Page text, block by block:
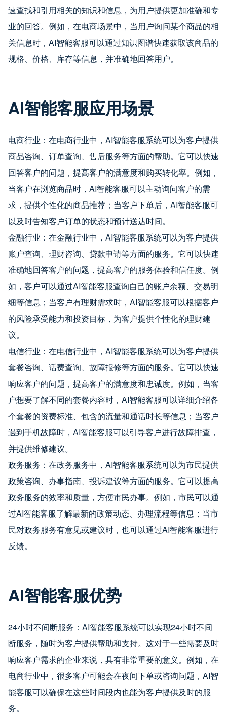
速查找和引用相关的知识和信息，为用户提供更加准确和专
业的回答。例如，在电商场景中，当用户询问某个商品的相
关信息时，AI智能客服可以通过知识图谱快速获取该商品的
规格、价格、库存等信息，并准确地回答用户。
AI智能客服应用场景
电商行业：在电商行业中，AI智能客服系统可以为客户提供
商品咨询、订单查询、售后服务等方面的帮助。它可以快速
回答客户的问题，提高客户的满意度和购买转化率。例如，
当客户在浏览商品时，AI智能客服可以主动询问客户的需
求，提供个性化的商品推荐；当客户下单后，AI智能客服可
以及时告知客户订单的状态和预计送达时间。
金融行业：在金融行业中，AI智能客服系统可以为客户提供
账户查询、理财咨询、贷款申请等方面的服务。它可以快速
准确地回答客户的问题，提高客户的服务体验和信任度。例
如，客户可以通过AI智能客服查询自己的账户余额、交易明
细等信息；当客户有理财需求时，AI智能客服可以根据客户
的风险承受能力和投资目标，为客户提供个性化的理财建
议。
电信行业：在电信行业中，AI智能客服系统可以为客户提供
套餐咨询、话费查询、故障报修等方面的服务。它可以快速
响应客户的问题，提高客户的满意度和忠诚度。例如，当客
户想要了解不同的套餐内容时，AI智能客服可以详细介绍各
个套餐的资费标准、包含的流量和通话时长等信息；当客户
遇到手机故障时，AI智能客服可以引导客户进行故障排查，
并提供维修建议。
政务服务：在政务服务中，AI智能客服系统可以为市民提供
政策咨询、办事指南、投诉建议等方面的服务。它可以提高
政务服务的效率和质量，方便市民办事。例如，市民可以通
过AI智能客服了解最新的政策动态、办理流程等信息；当市
民对政务服务有意见或建议时，也可以通过AI智能客服进行
反馈。
AI智能客服优势
24小时不间断服务：AI智能客服系统可以实现24小时不间
断服务，随时为客户提供帮助和支持。这对于一些需要及时
响应客户需求的企业来说，具有非常重要的意义。例如，在
电商行业中，很多客户可能会在夜间下单或咨询问题，AI智
能客服可以确保在这些时间段内也能为客户提供及时的服
务。